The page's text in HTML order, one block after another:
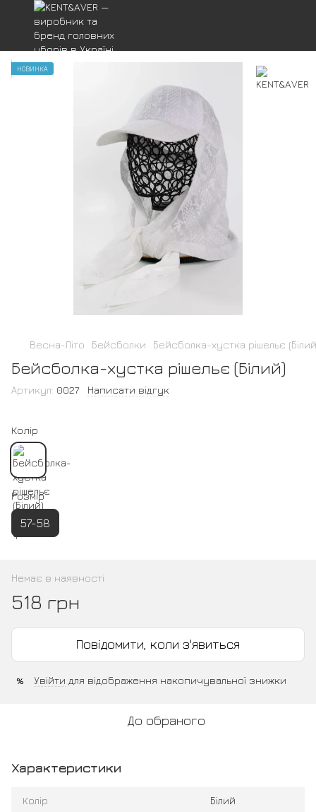
НОВИНКА
Весна-Літо Бейсболки Бейсболка-хустка рішельє
Бейсболка-хустка рішельє (Білий)
Артикул: 0027 Написати відгук
Колір
Розмір
57-58
Немає в наявності
518 грн
Повідомити, коли з'явиться
% Увійти для відображення накопичувальної знижки
До обраного
Характеристики
Колір Білий